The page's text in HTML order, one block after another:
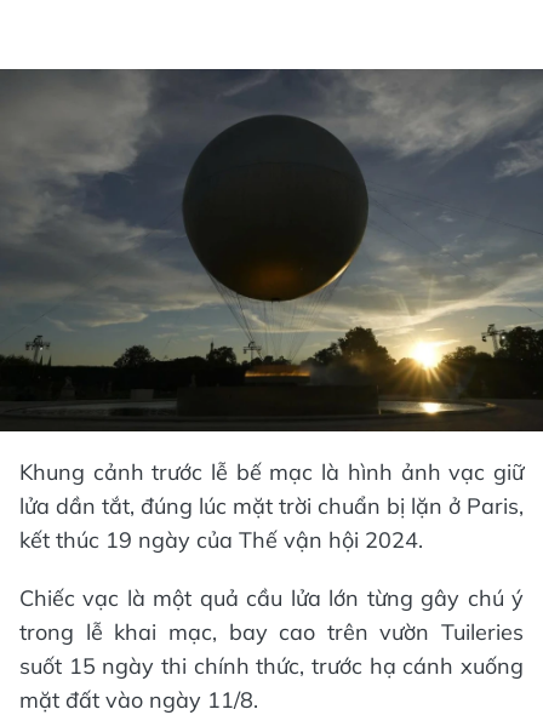
Khung cảnh trước lễ bế mạc là hình ảnh vạc giữ
lửa dần tắt, đúng lúc mặt trời chuẩn bị lặn ở Paris,
kết thúc 19 ngày của Thế vận hội 2024.
Chiếc vạc là một quả cầu lửa lớn từng gây chú ý
trong lễ khai mạc, bay cao trên vườn Tuileries
suốt 15 ngày thi chính thức, trước hạ cánh xuống
mặt đất vào ngày 11/8.